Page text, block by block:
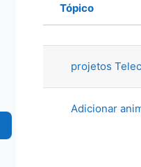
Estado
Tópico
projetos
Adicionar